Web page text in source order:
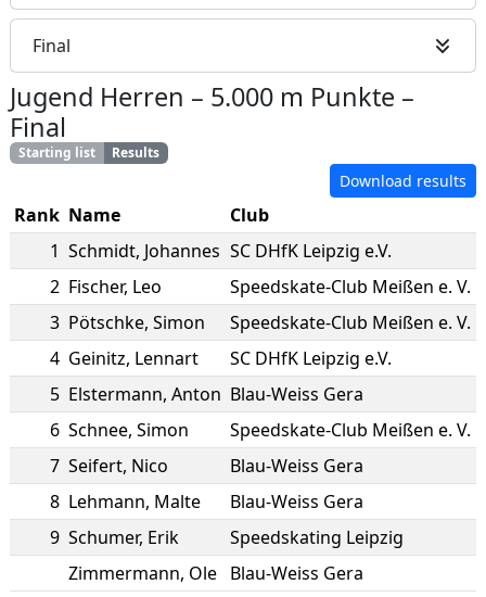
Final
Jugend Herren – 5.000 m Punkte –
Final
Starting list Results
Download results
Rank Name Club
1 Schmidt, Johannes SC DHfK Leipzig e.V.
2 Fischer, Leo Speedskate-Club Meißen e. V.
3 Pötschke, Simon Speedskate-Club Meißen e. V.
4 Geinitz, Lennart SC DHfK Leipzig e.V.
5 Elstermann, Anton Blau-Weiss Gera
6 Schnee, Simon Speedskate-Club Meißen e. V.
7 Seifert, Nico Blau-Weiss Gera
8 Lehmann, Malte Blau-Weiss Gera
9 Schumer, Erik Speedskating Leipzig
Zimmermann, Ole Blau-Weiss Gera